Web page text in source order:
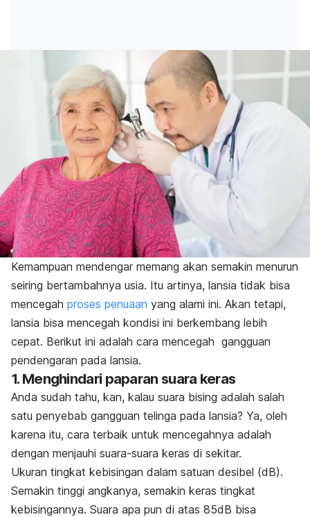
Kemampuan mendengar memang akan semakin menurun
seiring bertambahnya usia. Itu artinya, lansia tidak bisa
mencegah proses penuaan yang alami ini. Akan tetapi,
lansia bisa mencegah kondisi ini berkembang lebih
cepat. Berikut ini adalah cara mencegah gangguan
pendengaran pada lansia.
1. Menghindari paparan suara keras
Anda sudah tahu, kan, kalau suara bising adalah salah
satu penyebab gangguan telinga pada lansia? Ya, oleh
karena itu, cara terbaik untuk mencegahnya adalah
dengan menjauhi suara-suara keras di sekitar.
Ukuran tingkat kebisingan dalam satuan desibel (dB).
Semakin tinggi angkanya, semakin keras tingkat
kebisingannya. Suara apa pun di atas 85dB bisa